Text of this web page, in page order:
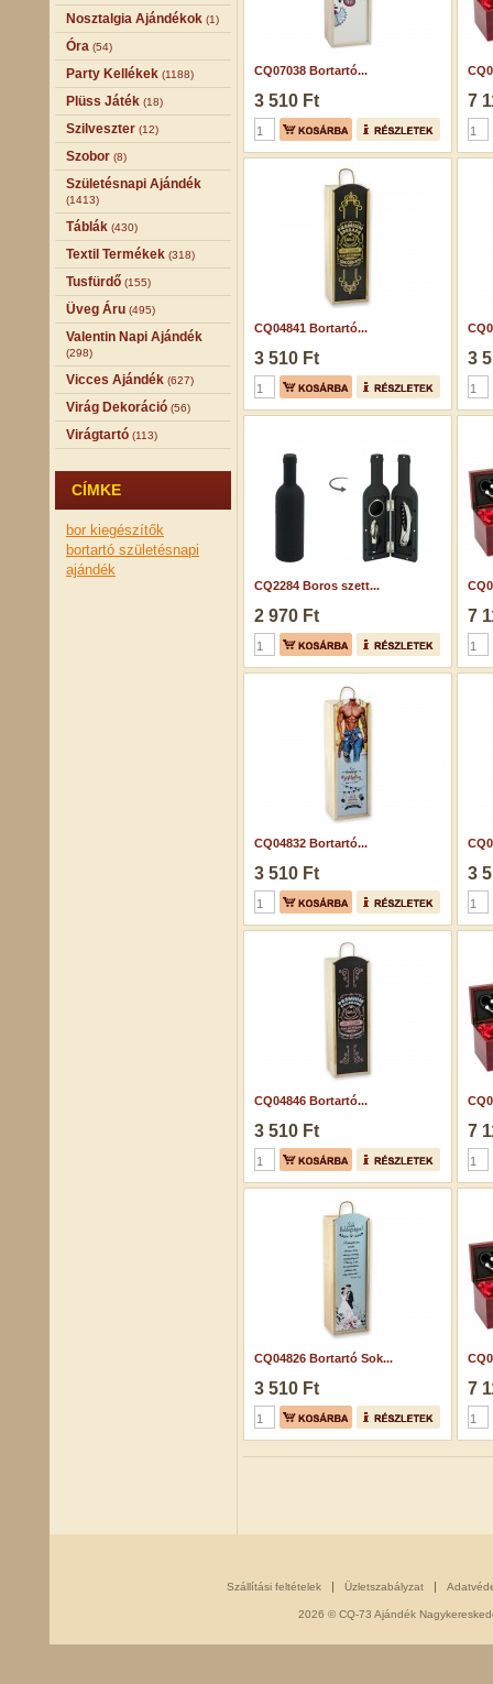
Nosztalgia Ajándékok (1)
Óra (54)
Party Kellékek (1188)
Plüss Játék (18)
Szilveszter (12)
Szobor (8)
Születésnapi Ajándék
(1413)
Táblák (430)
Textil Termékek (318)
Tusfürdő (155)
Üveg Áru (495)
Valentin Napi Ajándék
(298)
Vicces Ajándék (627)
Virág Dekoráció (56)
Virágtartó (113)
CÍMKE
bor kiegészítők
bortartó születésnapi
ajándék
CQ07038 Bortartó...
3 510 Ft 7
CQ04841 Bortartó...
3 510 Ft 3
CQ2284 Boros szett...
2 970 Ft 7
CQ04832 Bortartó...
3 510 Ft 3
CQ04846 Bortartó...
3 510 Ft 7
CQ04826 Bortartó Sok...
3 510 Ft 7
Szállítási feltételek Üzletszabályzat
2026 © CQ-73 Ajándék